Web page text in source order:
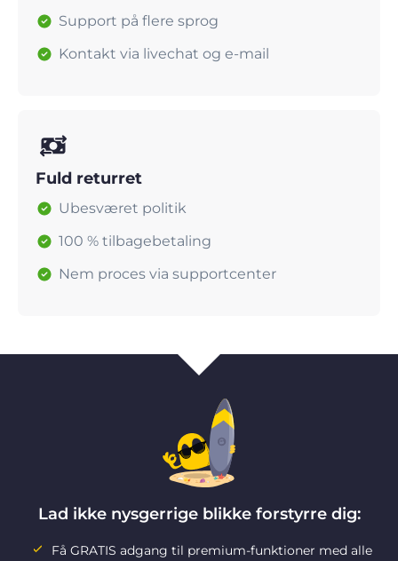
Support på flere sprog
Kontakt via livechat og e-mail
Fuld returret
Ubesværet politik
100 % tilbagebetaling
Nem proces via supportcenter
Lad ikke nysgerrige blikke forstyrre dig:
Få GRATIS adgang til premium-funktioner med alle